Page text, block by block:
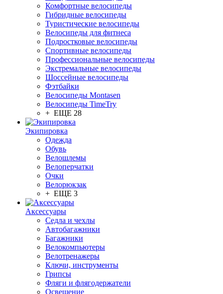
Комфортные велосипеды
Гибридные велосипеды
Туристические велосипеды
Велосипеды для фитнеса
Подростковые велосипеды
Спортивные велосипеды
Профессиональные велосипеды
Экстремальные велосипеды
Шоссейные велосипеды
Фэтбайки
Велосипеды Montasen
Велосипеды TimeTry
+ ЕЩЕ 28
Экипировка
Одежда
Обувь
Велошлемы
Велоперчатки
Очки
Велорюкзак
+ ЕЩЕ 3
Аксессуары
Седла и чехлы
Автобагажники
Багажники
Велокомпьютеры
Велотренажеры
Ключи, инструменты
Грипсы
Фляги и флягодержатели
Освещение